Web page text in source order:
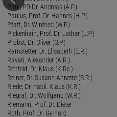
Paul, PD Dr. Andreas (A.P.)
Paulus, Prof. Dr. Hannes (H.P.)
Pfaff, Dr. Winfried (W.P.)
Pickenhain, Prof. Dr. Lothar (L.P.)
Probst, Dr. Oliver (O.P.)
Ramstetter, Dr. Elisabeth (E.R.)
Ravati, Alexander (A.R.)
Rehfeld, Dr. Klaus (K.Re.)
Reiner, Dr. Susann Annette (S.R.)
Riede, Dr. habil. Klaus (K.R.)
Riegraf, Dr. Wolfgang (W.R.)
Riemann, Prof. Dr. Dieter
Roth, Prof. Dr. Gerhard